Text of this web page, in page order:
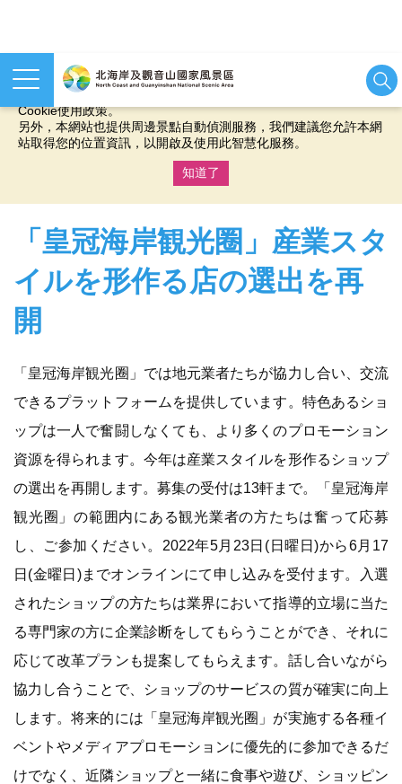
本網站使用cookies等相關技術以持續優化網站服務，並有助於為
您提供更佳的體驗，當您繼續使用本網站即表示您同意我們的
Cookie使用政策。
另外，本網站也提供周邊景點自動偵測服務，我們建議您允許本網
站取得您的位置資訊，以開啟及使用此智慧化服務。
知道了
「皇冠海岸観光圈」産業スタ
イルを形作る店の選出を再
開
「皇冠海岸観光圈」では地元業者たちが協力し合い、交流
できるプラットフォームを提供しています。特色あるショ
ップは一人で奮闘しなくても、より多くのプロモーション
資源を得られます。今年は産業スタイルを形作るショップ
の選出を再開します。募集の受付は13軒まで。「皇冠海岸
観光圈」の範囲内にある観光業者の方たちは奮って応募
し、ご参加ください。2022年5月23日(日曜日)から6月17
日(金曜日)までオンラインにて申し込みを受付ます。入選
されたショップの方たちは業界において指導的立場に当た
る専門家の方に企業診断をしてもらうことができ、それに
応じて改革プランも提案してもらえます。話し合いながら
協力し合うことで、ショップのサービスの質が確実に向上
します。将来的には「皇冠海岸観光圈」が実施する各種イ
ベントやメディアプロモーションに優先的に参加できるだ
けでなく、近隣ショップと一緒に食事や遊び、ショッピン